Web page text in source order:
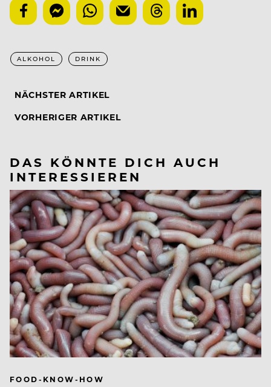
ALKOHOL DRINK
NÄCHSTER ARTIKEL
VORHERIGER ARTIKEL
DAS KÖNNTE DICH AUCH
INTERESSIEREN
FOOD-KNOW-HOW